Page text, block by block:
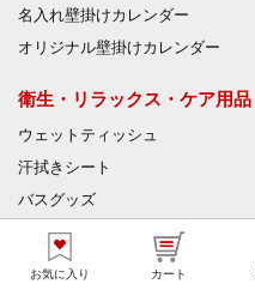
お気に入り カート
名入れ壁掛けカレンダー
オリジナル壁掛けカレンダー
衛生・リラックス・ケア用品
ウェットティッシュ
汗拭きシート
バスグッズ
入浴剤
絆創膏